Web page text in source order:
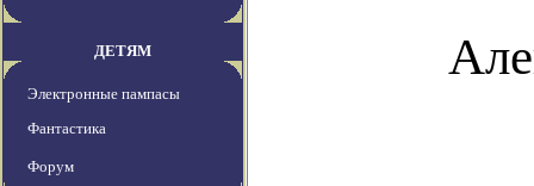
ДЕТЯМ
Электронные пампасы
Фантастика
Форум